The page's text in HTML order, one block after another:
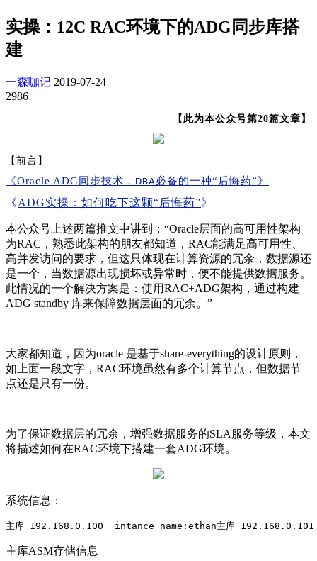
实操：12C RAC环境下的ADG同步库搭
建
一森咖记 2019-07-24
2986
【此为本公众号第20篇文章】
【前言】
《Oracle ADG同步技术， DBA必备的一种“后悔药”》
《ADG实操：如何吃下这颗“后悔药”》
本公众号上述两篇推文中讲到：“Oracle层面的高可用性架构
为RAC，熟悉此架构的朋友都知道，RAC能满足高可用性、
高并发访问的要求，但这只体现在计算资源的冗余，数据源还
是一个，当数据源出现损坏或异常时，便不能提供数据服务。
此情况的一个解决方案是：使用RAC+ADG架构，通过构建
ADG standby 库来保障数据层面的冗余。”
大家都知道，因为oracle 是基于share-everything的设计原则，
如上面一段文字，RAC环境虽然有多个计算节点，但数据节
点还是只有一份。
为了保证数据层的冗余，增强数据服务的SLA服务等级，本文
将描述如何在RAC环境下搭建一套ADG环境。
系统信息：
主库 192 .168.0.100 intance_name:ethan主库 192 .168.0.101
主库ASM存储信息